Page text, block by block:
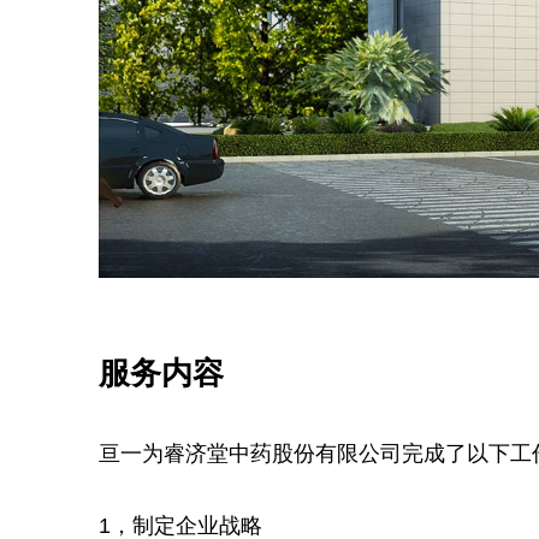
服务内容
亘一为睿济堂中药股份有限公司完成了以下工
1，制定企业战略